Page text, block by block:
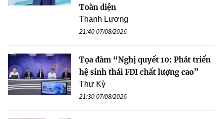
Toàn diện
Thanh Lương
21:40 07/08/2026
Tọa đàm “Nghị quyết 10: Phát triển
hệ sinh thái FDI chất lượng cao”
Thư Kỳ
21:30 07/08/2026